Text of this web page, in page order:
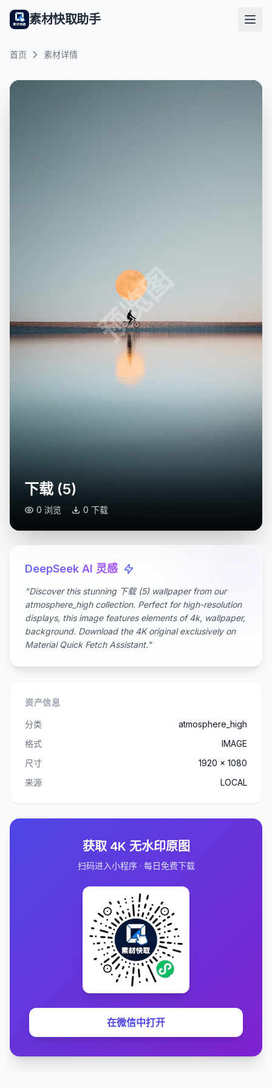
素材快取助手
首页 素材详情
预览图
下载 (5)
0 浏览 0 下载
DeepSeek AI 灵感
"Discover this stunning 下载 (5) wallpaper from our
atmosphere_high collection. Perfect for high-resolution
displays, this image features elements of 4k, wallpaper,
background. Download the 4K original exclusively on
Material Quick Fetch Assistant."
资产信息
分类
atmosphere_high
格式
IMAGE
尺寸
1920 x 1080
来源
LOCAL
获取 4K 无水印原图
扫码进入小程序 · 每日免费下载
在微信中打开